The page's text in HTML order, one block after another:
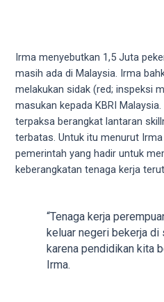
and
choose
your
favorite
one:
amateur
porn
videos,
Irma menyebutkan 1,5 Juta
masih ada di Malaysia. Irma
melakukan sidak (red; inspeksi
masukan kepada KBRI
terpaksa berangkat lantaran
terbatas. Untuk itu menurut
pemerintah yang hadir untuk
keberangkatan tenaga kerja
“Tenaga kerja
keluar negeri bekerja
karena pendidikan kita
Irma.